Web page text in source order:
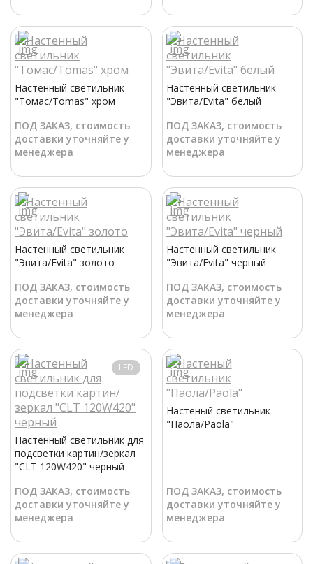
Настенный светильник
"Томас/Tomas" хром
ПОД ЗАКАЗ, стоимость
доставки уточняйте у
менеджера
Настенный светильник
"Эвита/Evita" белый
ПОД ЗАКАЗ, стоимость
доставки уточняйте у
менеджера
Настенный светильник
"Эвита/Evita" золото
ПОД ЗАКАЗ, стоимость
доставки уточняйте у
менеджера
Настенный светильник
"Эвита/Evita" черный
ПОД ЗАКАЗ, стоимость
доставки уточняйте у
менеджера
LED
Настенный светильник для
подсветки картин/зеркал
"CLT 120W420" черный
ПОД ЗАКАЗ, стоимость
доставки уточняйте у
менеджера
Настеный светильник
"Паола/Paola"
ПОД ЗАКАЗ, стоимость
доставки уточняйте у
менеджера